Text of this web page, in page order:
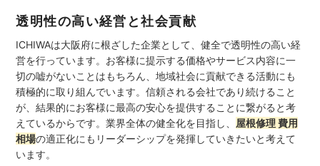
透明性の高い経営と社会貢献
ICHIWAは大阪府に根ざした企業として、健全で透明性の高い経
営を行っています。お客様に提示する価格やサービス内容に一
切の嘘がないことはもちろん、地域社会に貢献できる活動にも
積極的に取り組んでいます。信頼される会社であり続けること
が、結果的にお客様に最高の安心を提供することに繋がると考
えているからです。業界全体の健全化を目指し、 屋根修理 費用
相場の適正化にもリーダーシップを発揮していきたいと考えて
います。